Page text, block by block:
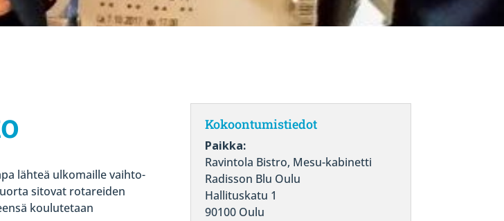
lähteä ulkomaille vaihto-
sitovat rotareiden
koulutetaan
Kokoontumistiedot
Paikka:
Ravintola Bistro, Mesu-kabinetti
Radisson Blu Oulu
Hallituskatu 1
90100 Oulu